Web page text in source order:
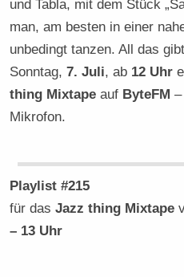
und Tabla, mit dem Stück
man, am besten in einer
unbedingt tanzen. All das
Sonntag,7. Juli, ab 12 Uhr
thing Mixtape auf ByteFM
Mikrofon.
Playlist #215
für dasJazz thing Mixtape
– 13 Uhr